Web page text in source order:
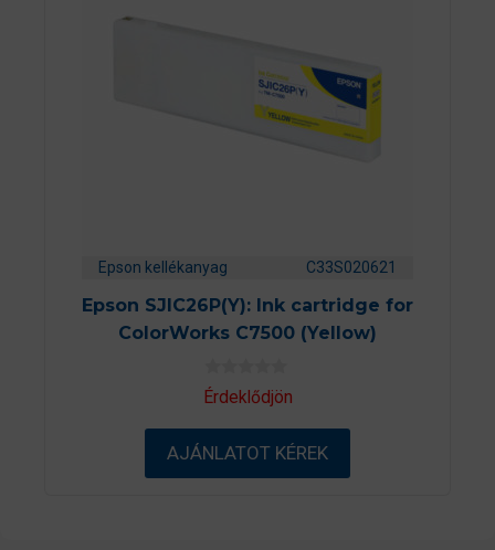
Epson kellékanyag C33S020621
Epson SJIC26P(Y): Ink cartridge for
ColorWorks C7500 (Yellow)
0
a
-
ő
Érdeklődjön
AJÁNLATOT KÉREK